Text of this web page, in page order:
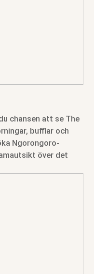
chansen att se The
bufflar och
Ngorongoro-
över det